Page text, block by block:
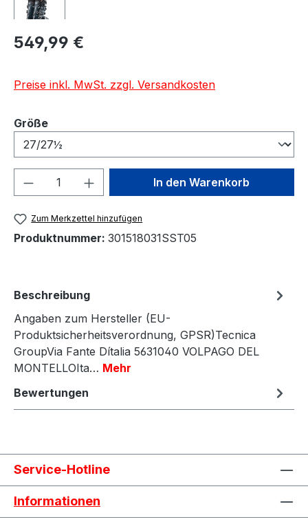
Regulärer Preis:
549,99 €
Preise inkl. MwSt. zzgl. Versandkosten
Größeauswählen
Produkt Anzahl: Gib denIn den Warenkorb
Zum Merkzettel hinzufügen
Produktnummer: 301518031SST05
Beschreibung
Angaben zum Hersteller (EU-
Produktsicherheitsverordnung, GPSR)Tecnica
GroupVia Fante Dítalia 5631040 VOLPAGO DEL
MONTELLOIta… Mehr
Bewertungen
Service-Hotline
Informationen